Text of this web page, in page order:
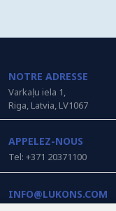
NOTRE ADRESSE
Varkaļu iela 1,
Riga, Latvia, LV1067
APPELEZ-NOUS
Tel: +371 20371100
INFO@LUKONS.COM